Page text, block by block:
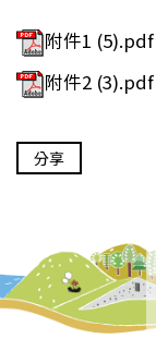
附件1 (5).pdf
附件2 (3).pdf
分享